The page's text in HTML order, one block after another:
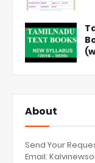
About
Send Your
Email: